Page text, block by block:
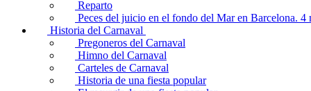
Reparto
Peces del juicio en el fondo del Mar en Barcelona. 4
Historia del Carnaval
Pregoneros del Carnaval
Himno del Carnaval
Carteles de Carnaval
Historia de una fiesta popular